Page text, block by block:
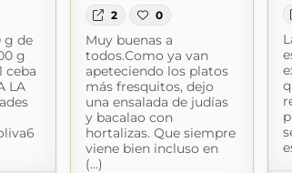
g de
g
ceba
LA
2 0
Muy buenas a
todos.Como ya van
apeteciendo los platos
más fresquitos, dejo
una ensalada de judías
y bacalao con
hortalizas. Que siempre
viene bien incluso en
(...)